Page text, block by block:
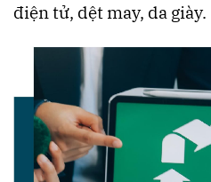
điện tử, dệt may, da giày.